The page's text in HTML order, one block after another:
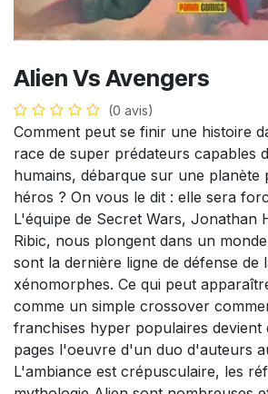
Alien Vs Avengers
(0 avis)
Comment peut se finir une histoire
race de super prédateurs capables
humains, débarque sur une planète
héros ? On vous le dit : elle sera
L'équipe de Secret Wars, Jonathan
Ribic, nous plongent dans un
sont la dernière ligne de défense de
xénomorphes. Ce qui peut
comme un simple crossover
franchises hyper populaires devient
pages l'oeuvre d'un duo d'auteurs
L'ambiance est crépusculaire, les